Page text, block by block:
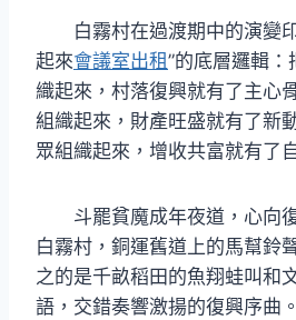
白霧村在過渡期中的演變
起來會議室出租”的底層邏輯：
織起來，村落復興就有了主心
組織起來，財產旺盛就有了新
眾組織起來，增收共富就有了
斗罷貧魔成年夜道，心向
白霧村，銅運舊道上的馬幫鈴
之的是千畝稻田的魚翔蛙叫和
語，交錯奏響激揚的復興序曲。